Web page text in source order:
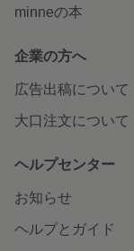
minneの本
企業の方へ
広告出稿について
大口注文について
ヘルプセンター
お知らせ
ヘルプとガイド